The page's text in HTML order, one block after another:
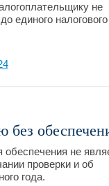
не
единого налогового
не
проверки и об
года.